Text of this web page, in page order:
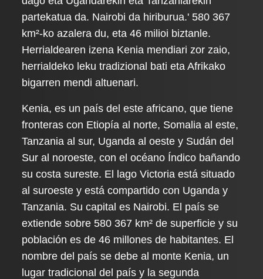
partekatua da. Nairobi da hiriburua.' 580 367
km²-ko azalera du, eta 46 milioi biztanle.
Herrialdearen izena Kenia mendiari zor zaio,
herrialdeko leku tradizional bati eta Afrikako
bigarren mendi altuenari.
Kenia, es un país del este africano, que tiene
fronteras con Etiopía al norte, Somalia al este,
Tanzania al sur, Uganda al oeste y Sudán del
Sur al noroeste, con el océano Índico bañando
su costa sureste. El lago Victoria está situado
al suroeste y está compartido con Uganda y
Tanzania. Su capital es Nairobi. El país se
extiende sobre 580 367 km² de superficie y su
población es de 46 millones de habitantes. El
nombre del país se debe al monte Kenia, un
lugar tradicional del país y la segunda